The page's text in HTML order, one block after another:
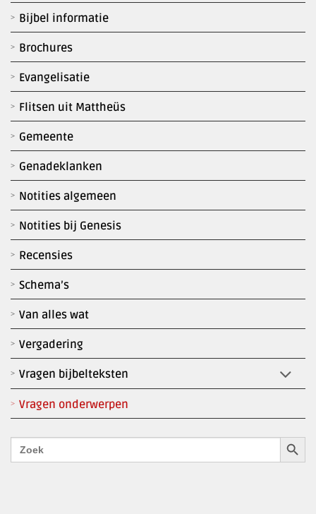
Bijbel informatie
Brochures
Evangelisatie
Flitsen uit Mattheüs
Gemeente
Genadeklanken
Notities algemeen
Notities bij Genesis
Recensies
Schema’s
Van alles wat
Vergadering
Vragen bijbelteksten
Vragen onderwerpen
Zoek
naar: